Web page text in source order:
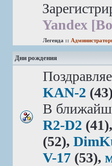
Yandex
Легенда ::
Дни рождения
KAN-2
В
R2-D2 (41),
(52),
V-17 (53),